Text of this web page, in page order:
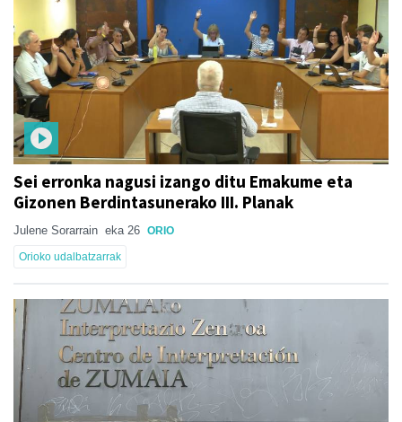
Sei erronka nagusi izango ditu Emakume eta
Gizonen Berdintasunerako III. Planak
Julene Sorarrain eka 26 ORIO
Orioko udalbatzarrak